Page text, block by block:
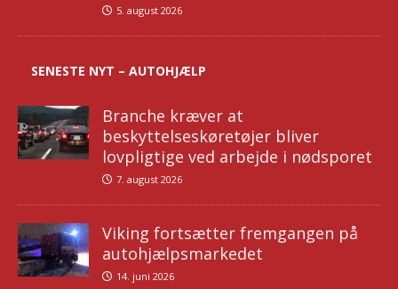
5. august 2026
SENESTE NYT – AUTOHJÆLP
Branche kræver at
beskyttelseskøretøjer bliver
lovpligtige ved arbejde i nødsporet
7. august 2026
Viking fortsætter fremgangen på
autohjælpsmarkedet
14. juni 2026